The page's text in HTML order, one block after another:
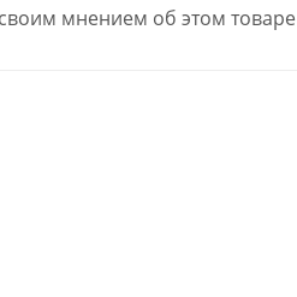
мнением об этом товаре